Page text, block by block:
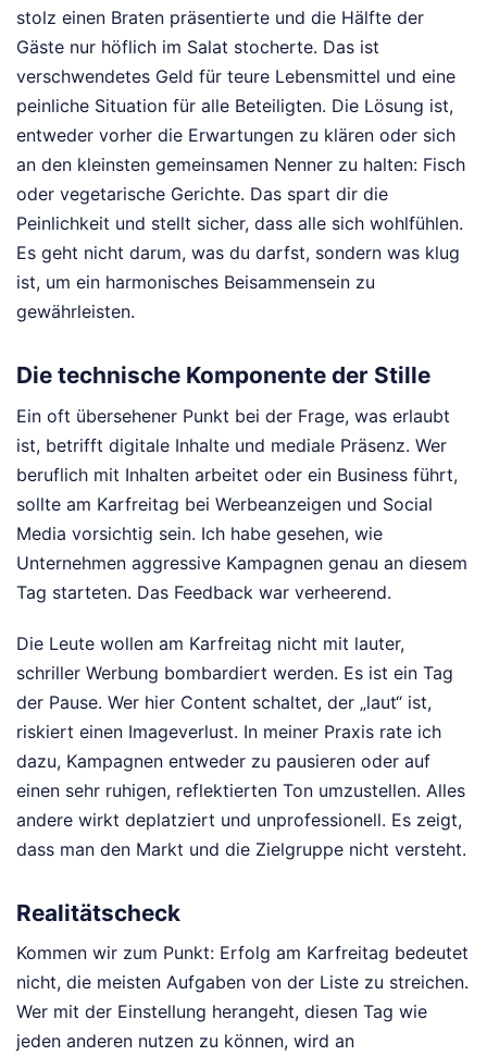
stolz einen Braten präsentierte und die Hälfte der
Gäste nur höflich im Salat stocherte. Das ist
verschwendetes Geld für teure Lebensmittel und eine
peinliche Situation für alle Beteiligten. Die Lösung ist,
entweder vorher die Erwartungen zu klären oder sich
an den kleinsten gemeinsamen Nenner zu halten: Fisch
oder vegetarische Gerichte. Das spart dir die
Peinlichkeit und stellt sicher, dass alle sich wohlfühlen.
Es geht nicht darum, was du darfst, sondern was klug
ist, um ein harmonisches Beisammensein zu
gewährleisten.
Die technische Komponente der Stille
Ein oft übersehener Punkt bei der Frage, was erlaubt
ist, betrifft digitale Inhalte und mediale Präsenz. Wer
beruflich mit Inhalten arbeitet oder ein Business führt,
sollte am Karfreitag bei Werbeanzeigen und Social
Media vorsichtig sein. Ich habe gesehen, wie
Unternehmen aggressive Kampagnen genau an diesem
Tag starteten. Das Feedback war verheerend.
Die Leute wollen am Karfreitag nicht mit lauter,
schriller Werbung bombardiert werden. Es ist ein Tag
der Pause. Wer hier Content schaltet, der „laut“ ist,
riskiert einen Imageverlust. In meiner Praxis rate ich
dazu, Kampagnen entweder zu pausieren oder auf
einen sehr ruhigen, reflektierten Ton umzustellen. Alles
andere wirkt deplatziert und unprofessionell. Es zeigt,
dass man den Markt und die Zielgruppe nicht versteht.
Realitätscheck
Kommen wir zum Punkt: Erfolg am Karfreitag bedeutet
nicht, die meisten Aufgaben von der Liste zu streichen.
Wer mit der Einstellung herangeht, diesen Tag wie
jeden anderen nutzen zu können, wird an